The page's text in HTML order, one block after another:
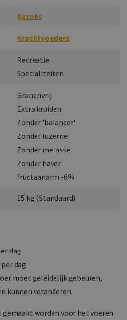
Agrobs
Krachtvoeders
Recreatie
Specialiteiten
Granenvrij
Extra kruiden
Zonder 'balancer'
Zonder luzerne
Zonder melasse
Zonder haver
fructaanarm -6%
15 kg (Standaard)
dag
per dag
moet geleidelijk gebeuren,
kunnen veranderen.
worden voor het voeren